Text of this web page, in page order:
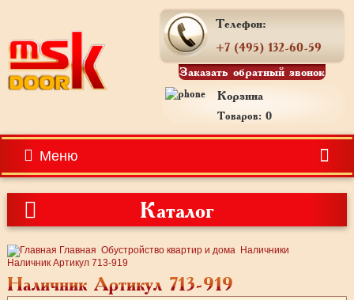
Телефон:
+7 (495) 132-60-59
Заказать обратный звонок
Корзина
Товаров: 0
Меню
Каталог
Главная Обустройство квартир и дома Наличники
Наличник Артикул 713-919
Наличник Артикул 713-919